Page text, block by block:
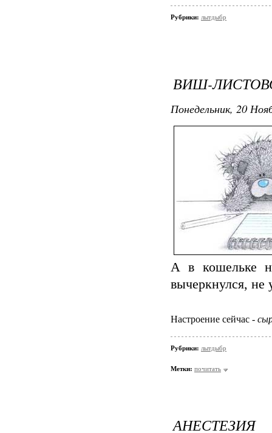
Рубрики: лытдыбр
ВИШ-
Понедельник, 20
А в кошельке
вычеркнулся, не
Настроение сейчас -
Рубрики: лытдыбр
Метки: почитать
АНЕСТЕЗИЯ